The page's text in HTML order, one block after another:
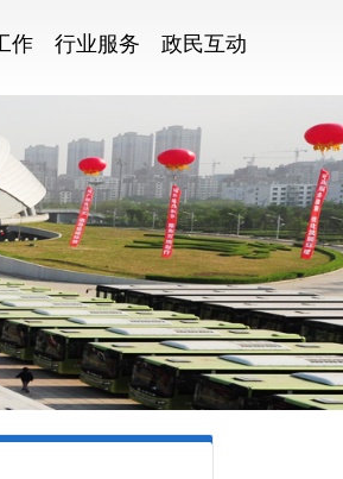
作 行业服务 政民互动